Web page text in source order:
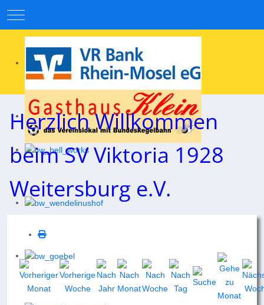
Mobile Menu Toggle
Herzlich Willkommen
beim SV Viktoria 1928
Weitersburg e.V.